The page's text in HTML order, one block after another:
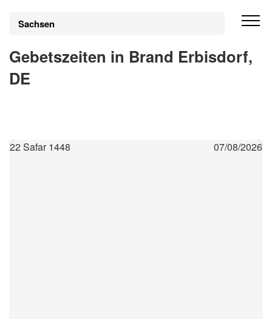
Sachsen
Gebetszeiten in Brand Erbisdorf,
DE
22 Safar 1448 07/08/2026